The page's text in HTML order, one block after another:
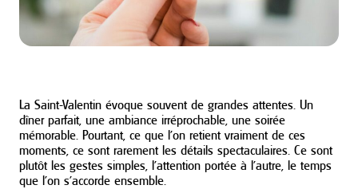
La Saint-Valentin évoque souvent de grandes attentes. Un
dîner parfait, une ambiance irréprochable, une soirée
mémorable. Pourtant, ce que l’on retient vraiment de ces
moments, ce sont rarement les détails spectaculaires. Ce sont
plutôt les gestes simples, l’attention portée à l’autre, le temps
que l’on s’accorde ensemble.